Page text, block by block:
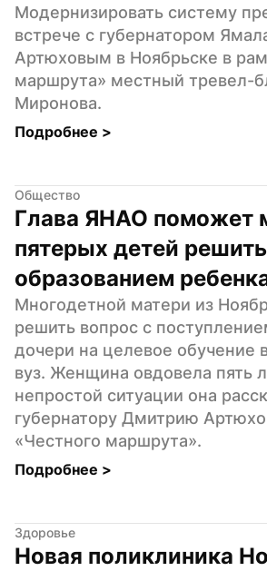
Модернизировать систему
встрече с губернатором
Артюховым в Ноябрьске в
маршрута» местный тревел-
Миронова.
Подробнее >
Общество
Глава ЯНАО поможет
пятерых детей
образованием
Многодетной матери из
решить вопрос с
дочери на целевое обучение
вуз. Женщина овдовела пять
непростой ситуации она
губернатору Дмитрию
«Честного маршрута».
Подробнее >
Здоровье
Новая поликлиника